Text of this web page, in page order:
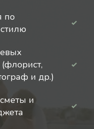
по
и др.)
и